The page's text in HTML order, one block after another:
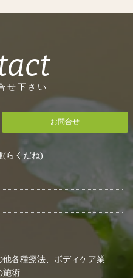
せ下さい
お問合せ
(らくだね)
各種療法、ボディケア業
施術